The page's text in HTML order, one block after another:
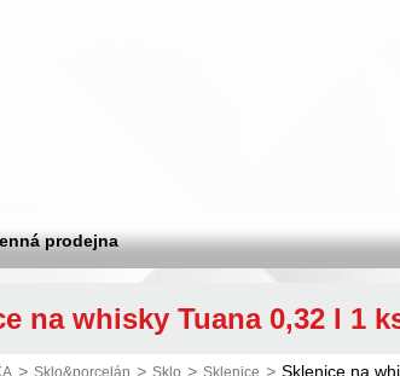
prodejna
na whisky Tuana 0,32 l 1
> Sklo&porcelán > Sklo > Sklenice > Sklenice na